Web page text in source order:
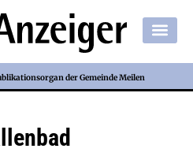
der Gemeinde Meilen